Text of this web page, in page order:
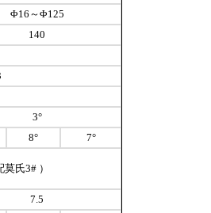
Φ16～Φ125
140
3°
8° 7°
氏3# ）
7.5